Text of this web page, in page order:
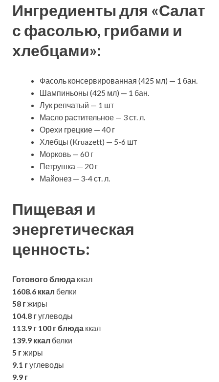
Ингредиенты для «Салат
с фасолью, грибами и
хлебцами»:
Фасоль консервированная (425 мл) — 1 бан.
Шампиньоны (425 мл) — 1 бан.
Лук репчатый — 1 шт
Масло растительное — 3 ст. л.
Орехи грецкие — 40 г
Хлебцы (Kruazett) — 5-6 шт
Морковь — 60 г
Петрушка — 20 г
Майонез — 3-4 ст. л.
Пищевая и
энергетическая
ценность:
Готового блюда ккал
1608.6 ккал белки
58 гжиры
104.8 гуглеводы
113.9 г 100 г блюда ккал
139.9 ккал белки
5 гжиры
9.1 гуглеводы
9.9 г